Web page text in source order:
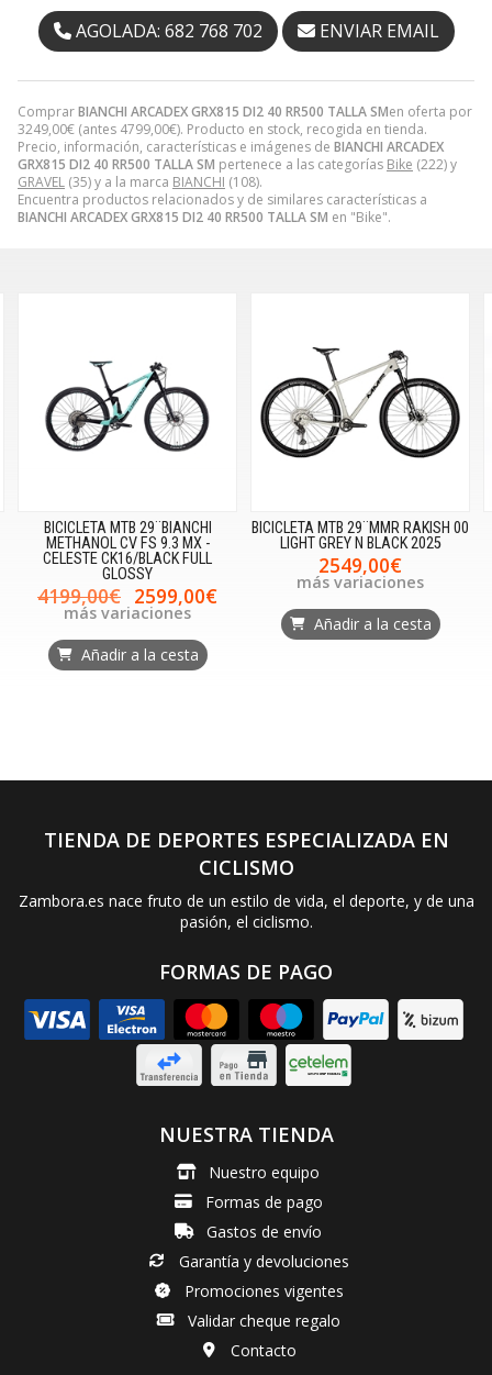
ComprarBIANCHI ARCADEX GRX815 DI2 40 RR500 TALLA SMen oferta por
3249,00€ (antes 4799,00€). Producto en stock, recogida en tienda.
Precio, información, características e imágenes de BIANCHI ARCADEX
GRX815 DI2 40 RR500 TALLA SM pertenece a las categorías Bike (222) y
GRAVEL (35) y a la marca BIANCHI (108).
Encuentra productos relacionados y de similares características a
BIANCHI ARCADEX GRX815 DI2 40 RR500 TALLA SM en "Bike".
AGOLADA: 682 768 702 ENVIAR EMAIL
BICICLETA MTB 29¨BIANCHI
METHANOL CV FS 9.3 MX -
CELESTE CK16/BLACK FULL
GLOSSY
4199,00€ 2599,00€
más variaciones
Añadir a la cesta
BICICLETA MTB 29¨MMR RAKISH 00
LIGHT GREY N BLACK 2025
2549,00€
más variaciones
Añadir a la cesta
TIENDA DE DEPORTES ESPECIALIZADA EN
CICLISMO
Zambora.es nace fruto de un estilo de vida, el deporte, y de una
pasión, el ciclismo.
FORMAS DE PAGO
NUESTRA TIENDA
Nuestro equipo
Formas de pago
Gastos de envío
Garantía y devoluciones
Promociones vigentes
Validar cheque regalo
Contacto